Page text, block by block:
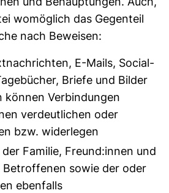
und Behaup­tungen. Auch,
womög­lich das Gegen­teil
nach Beweisen:
E-Mails, Social-
Briefe und Bilder
Verbindungen
verdeutlichen oder
bzw. widerlegen
Familie, Freund:innen und
Betroffenen sowie der oder
ebenfalls